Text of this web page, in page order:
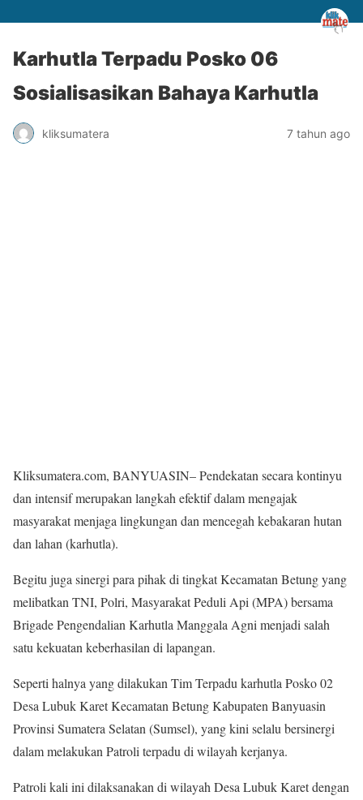
Karhutla Terpadu Posko 06
Sosialisasikan Bahaya Karhutla
kliksumatera 7 tahun ago
Kliksumatera.com, BANYUASIN– Pendekatan secara kontinyu
dan intensif merupakan langkah efektif dalam mengajak
masyarakat menjaga lingkungan dan mencegah kebakaran hutan
dan lahan (karhutla).
Begitu juga sinergi para pihak di tingkat Kecamatan Betung yang
melibatkan TNI, Polri, Masyarakat Peduli Api (MPA) bersama
Brigade Pengendalian Karhutla Manggala Agni menjadi salah
satu kekuatan keberhasilan di lapangan.
Seperti halnya yang dilakukan Tim Terpadu karhutla Posko 02
Desa Lubuk Karet Kecamatan Betung Kabupaten Banyuasin
Provinsi Sumatera Selatan (Sumsel), yang kini selalu bersinergi
dalam melakukan Patroli terpadu di wilayah kerjanya.
Patroli kali ini dilaksanakan di wilayah Desa Lubuk Karet dengan